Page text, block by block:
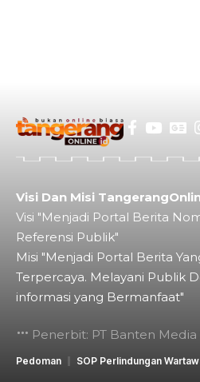
Visi Dan Misi
Visi "Menjadi Portal Berita
Referensi Publik"
Misi "Menjadi Portal Berita
Terpercaya. Melayani Publik
informasi yang Bermanfaat"
Penerbit: PT Banten
Pedoman SOP Perlindungan